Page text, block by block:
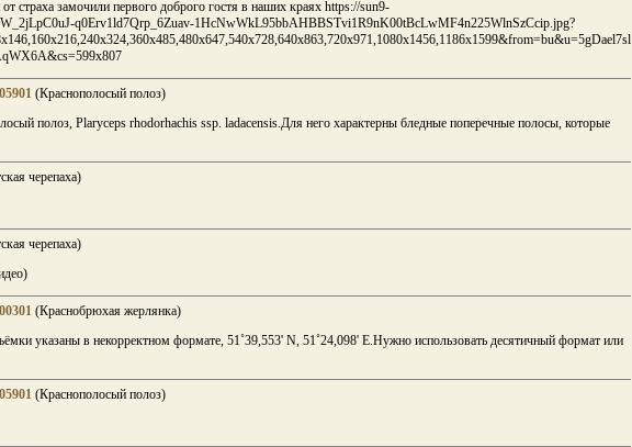
страха замочили первого доброго гостя в наших краях https://sun9-
q0Erv1ld7Qrp_6Zuav-1HcNwWkL95bbAHBBSTvi1R9nK00tBcLwMF4n225WlnSzCcip.jpg?
(Краснополосый полоз)
полоз, Plaryceps rhodorhachis ssp. ladacensis.Для него характерны бледные поперечные полосы, которые
черепаха)
черепаха)
(Краснобрюхая жерлянка)
указаны в некорректном формате, 51˚39,553' N, 51˚24,098' E.Нужно использовать десятичный формат или
(Краснополосый полоз)